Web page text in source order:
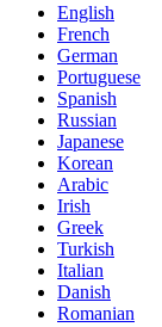
English
French
German
Portuguese
Spanish
Russian
Japanese
Korean
Arabic
Irish
Greek
Turkish
Italian
Danish
Romanian